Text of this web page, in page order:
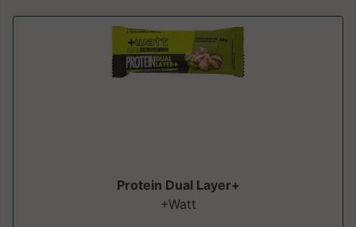
Protein Dual Layer+
+Watt